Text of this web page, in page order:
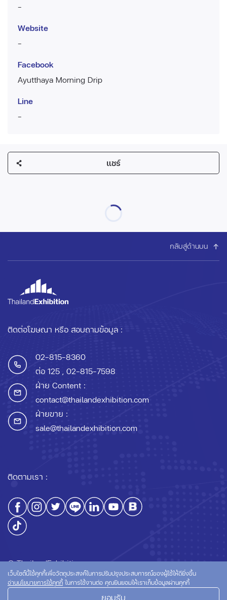
-
Website
-
Facebook
Ayutthaya Morning Drip
Line
-
แชร์
กลับสู่ด้านบน
ติดต่อโฆษณา หรือ สอบถามข้อมูล :
02-815-8360
ต่อ 125 , 02-815-7598
ฝ่าย Content :
contact@thailandexhibition.com
ฝ่ายขาย :
sale@thailandexhibition.com
ติดตามเรา :
© ThailandExhibition.com
เว็บไซต์นี้ใช้คุกกี้เพื่อวัตถุประสงค์ในการปรับปรุงประสบการณ์ของผู้ใช้ให้ดียิ่งขึ้น
อ่านนโยบายการใช้คุกกี้ ในการใช้งานต่อ คุณยินยอมให้เราเก็บข้อมูลผ่านคุกกี้
ยอมรับ